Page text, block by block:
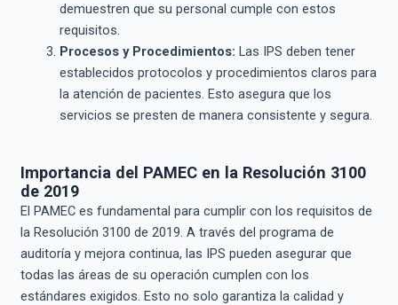
demuestren que su personal cumple con estos
requisitos.
Procesos y Procedimientos: Las IPS deben tener
establecidos protocolos y procedimientos claros para
la atención de pacientes. Esto asegura que los
servicios se presten de manera consistente y segura.
Importancia del PAMEC en la Resolución 3100
de 2019
El PAMEC es fundamental para cumplir con los requisitos de
la Resolución 3100 de 2019. A través del programa de
auditoría y mejora continua, las IPS pueden asegurar que
todas las áreas de su operación cumplen con los
estándares exigidos. Esto no solo garantiza la calidad y